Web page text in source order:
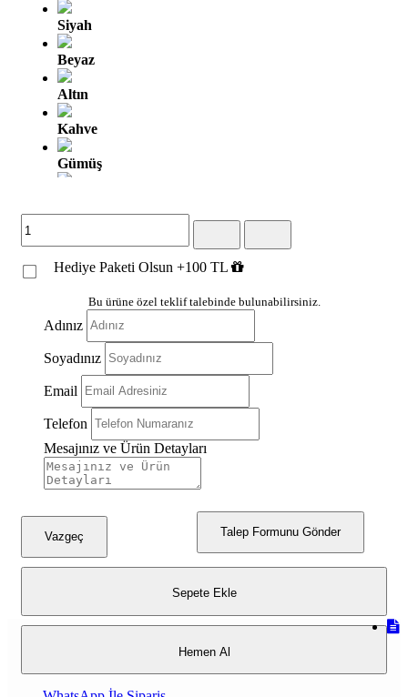
Siyah
Beyaz
Altın
Kahve
Gümüş
Kahve Altın
Gümüş Siyah
Beyaz Gümüş
Hediye Paketi Olsun +100 TL
Bu ürüne özel teklif talebinde bulunabilirsiniz.
Adınız
Soyadınız
Email
Telefon
Mesajınız ve Ürün Detayları
Talep Formunu Gönder
Vazgeç
Sepete Ekle
Hemen Al